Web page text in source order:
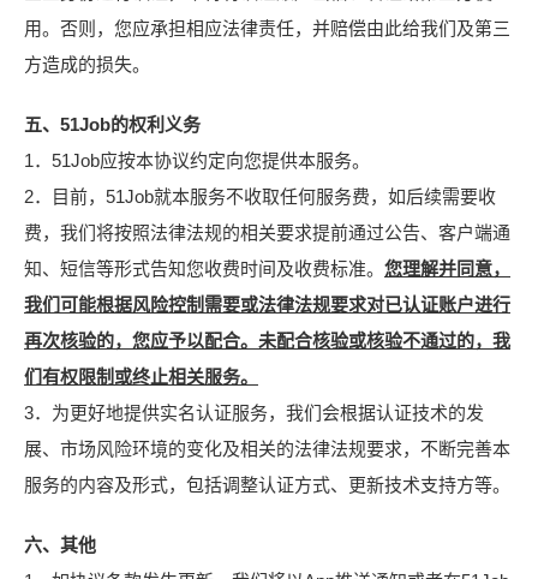
用。否则，您应承担相应法律责任，并赔偿由此给我们及第三
方造成的损失。
五、51Job的权利义务
1．51Job应按本协议约定向您提供本服务。
2．目前，51Job就本服务不收取任何服务费，如后续需要收
费，我们将按照法律法规的相关要求提前通过公告、客户端通
知、短信等形式告知您收费时间及收费标准。 您理解并同意，
我们可能根据风险控制需要或法律法规要求对已认证账户进行
再次核验的，您应予以配合。未配合核验或核验不通过的，我
们有权限制或终止相关服务。
3．为更好地提供实名认证服务，我们会根据认证技术的发
展、市场风险环境的变化及相关的法律法规要求，不断完善本
服务的内容及形式，包括调整认证方式、更新技术支持方等。
六、其他